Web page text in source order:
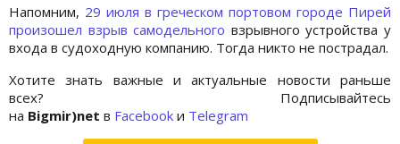
Напомним, 29 июля в греческом портовом городе Пирей
произошел взрыв самодельного взрывного устройства у
входа в судоходную компанию. Тогда никто не пострадал.
Хотите знать важные и актуальные новости раньше
всех? Подписывайтесь
на Bigmir)net в Facebook и Telegram